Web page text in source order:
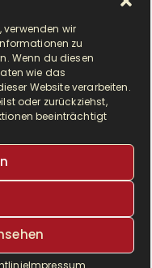
verwenden wir
zu
Wenn du diesen
wie das
Website verarbeiten.
oder zurückziehst,
beeinträchtigt
Impressum
backen